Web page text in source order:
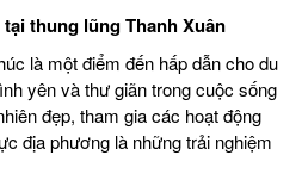
thung lũng Thanh Xuân
là một điểm đến hấp dẫn cho du
yên và thư giãn trong cuộc sống
đẹp, tham gia các hoạt động
địa phương là những trải nghiệm